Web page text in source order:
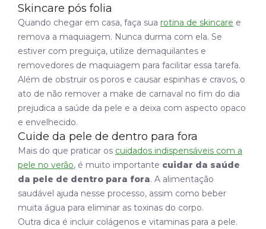
Skincare pós folia
Quando chegar em casa, faça sua rotina de skincare e
remova a maquiagem. Nunca durma com ela. Se
estiver com preguiça, utilize demaquilantes e
removedores de maquiagem para facilitar essa tarefa.
Além de obstruir os poros e causar espinhas e cravos, o
ato de não remover a make de carnaval no fim do dia
prejudica a saúde da pele e a deixa com aspecto opaco
e envelhecido.
Cuide da pele de dentro para fora
Mais do que praticar os cuidados indispensáveis com a
pele no verão, é muito importante cuidar da saúde
da pele de dentro para fora. A alimentação
saudável ajuda nesse processo, assim como beber
muita água para eliminar as toxinas do corpo.
Outra dica é incluir colágenos e vitaminas para a pele.